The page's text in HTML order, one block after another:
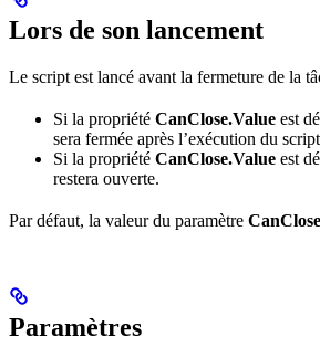
Lors de son lancement
Le script est lancé avant la fermeture de la
Si la propriété CanClose.Value est
sera fermée après l’exécution du
Si la propriété CanClose.Value est
restera ouverte.
Par défaut, la valeur du paramètre CanClose
Paramètres